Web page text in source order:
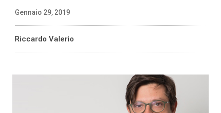
Gennaio 29, 2019
Riccardo Valerio